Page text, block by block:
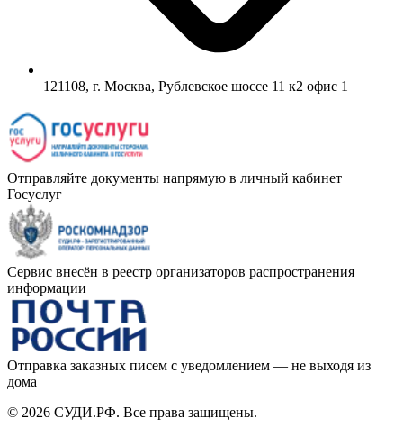
121108, г. Москва, Рублевское шоссе 11 к2 офис 1
Отправляйте документы напрямую в личный кабинет
Госуслуг
Сервис внесён в реестр организаторов распространения
информации
Отправка заказных писем с уведомлением — не выходя из
дома
© 2026 СУДИ.РФ. Все права защищены.